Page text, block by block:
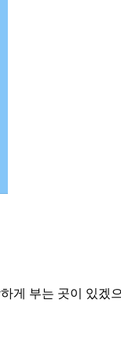
게 부는 곳이 있